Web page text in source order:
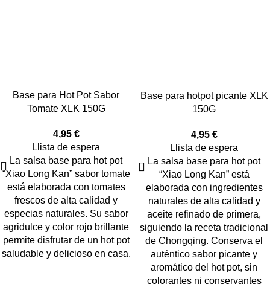
Base para Hot Pot Sabor
Tomate XLK 150G
4,95 €
Llista de espera
La salsa base para hot pot
“Xiao Long Kan” sabor tomate
está elaborada con tomates
frescos de alta calidad y
especias naturales. Su sabor
agridulce y color rojo brillante
permite disfrutar de un hot pot
saludable y delicioso en casa.
Base para hotpot picante XLK
150G
4,95 €
Llista de espera
La salsa base para hot pot
“Xiao Long Kan” está
elaborada con ingredientes
naturales de alta calidad y
aceite refinado de primera,
siguiendo la receta tradicional
de Chongqing. Conserva el
auténtico sabor picante y
aromático del hot pot, sin
colorantes ni conservantes